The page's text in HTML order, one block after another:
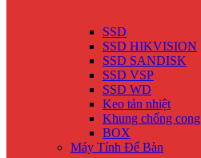
SSD
SSD HIKVISION
SSD SANDISK
SSD VSP
SSD WD
Keo tản nhiệt
Khung chống cong
BOX
Máy Tính Để Bàn